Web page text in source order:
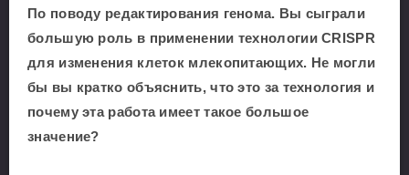
По поводу редактирования генома. Вы сыграли
большую роль в применении технологии CRISPR
для изменения клеток млекопитающих. Не могли
бы вы кратко объяснить, что это за технология и
почему эта работа имеет такое большое
значение?